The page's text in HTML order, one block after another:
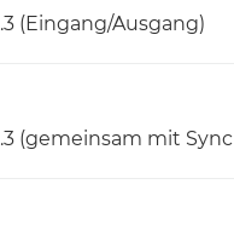
(Eingang/Ausgang)
(gemeinsam mit